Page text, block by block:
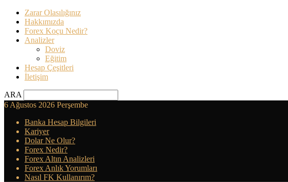
Zarar Olasılığınız
Hakkımızda
Forex Koçu Nedir?
Analizler
Doviz
Eğitim
Hesap Çeşitleri
İletişim
ARA
6 Ağustos 2026 Perşembe
Banka Hesap Bilgileri
Kariyer
Dolar Ne Olur?
Forex Nedir?
Forex Altın Analizleri
Forex Anlık Yorumları
Nasıl FK Kullanırım?